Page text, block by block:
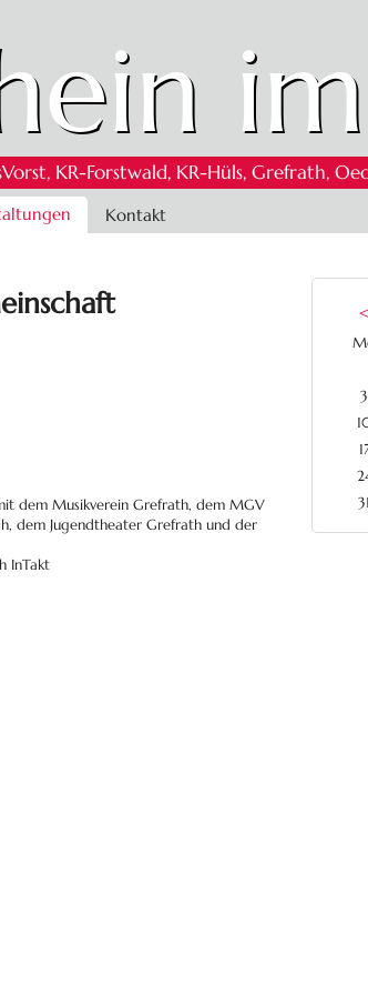
KR-Forstwald, KR-Hüls, Grefrath,
Kontakt
dem Musikverein Grefrath, dem MGV
dem Jugendtheater Grefrath und der
InTakt
3